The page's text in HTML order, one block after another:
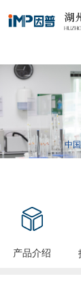
中
产品介绍